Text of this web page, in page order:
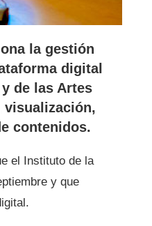
la gestión
digital
de las Artes
contenidos.
el Instituto de la
y que